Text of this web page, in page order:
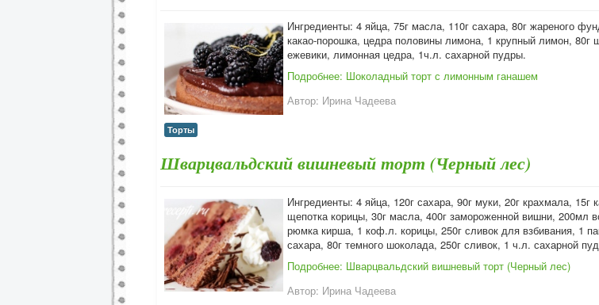
Ингредиенты: 4 яйца, 75г масла, 110г сахара, 80г жареного
какао-порошка, цедра половины лимона, 1 крупный лимон, 80г
ежевики, лимонная цедра, 1ч.л. сахарной пудры.
Подробнее: Шоколадный торт с лимонным ганашем
Автор: Ирина Чадеева
Торты
Шварцвальдский вишневый торт (Черный лес)
Ингредиенты: 4 яйца, 120г сахара, 90г муки, 20г крахмала, 15г
щепотка корицы, 30г масла, 400г замороженной вишни, 200мл
рюмка кирша, 1 коф.л. корицы, 250г сливок для взбивания, 1
сахара, 80г темного шоколада, 250г сливок, 1 ч.л. сахарной
Подробнее: Шварцвальдский вишневый торт (Черный лес)
Автор: Ирина Чадеева